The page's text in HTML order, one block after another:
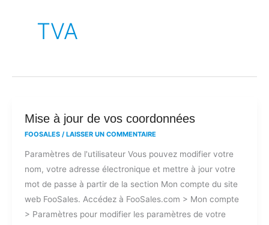
TVA
Mise à jour de vos coordonnées
FOOSALES / LAISSER UN COMMENTAIRE
Paramètres de l'utilisateur Vous pouvez modifier votre
nom, votre adresse électronique et mettre à jour votre
mot de passe à partir de la section Mon compte du site
web FooSales. Accédez à FooSales.com > Mon compte
> Paramètres pour modifier les paramètres de votre
Mise
à
coordonnées